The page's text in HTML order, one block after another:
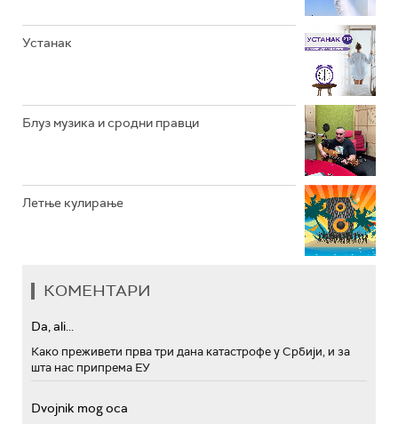
Устанак
Блуз музика и сродни правци
Летње кулирање
КОМЕНТАРИ
Da, ali...
Како преживети прва три дана катастрофе у Србији, и за
шта нас припрема ЕУ
Dvojnik mog oca